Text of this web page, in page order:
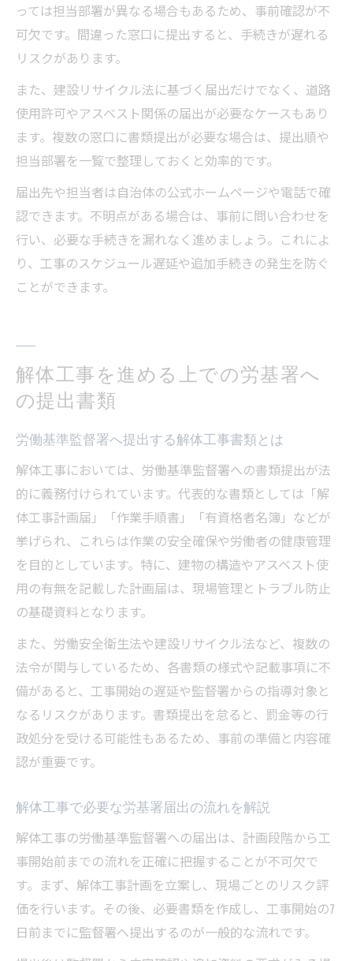
っては担当部署が異なる場合もあるため、事前確認が不
可欠です。間違った窓口に提出すると、手続きが遅れる
リスクがあります。
また、建設リサイクル法に基づく届出だけでなく、道路
使用許可やアスベスト関係の届出が必要なケースもあり
ます。複数の窓口に書類提出が必要な場合は、提出順や
担当部署を一覧で整理しておくと効率的です。
届出先や担当者は自治体の公式ホームページや電話で確
認できます。不明点がある場合は、事前に問い合わせを
行い、必要な手続きを漏れなく進めましょう。これによ
り、工事のスケジュール遅延や追加手続きの発生を防ぐ
ことができます。
解体工事を進める上での労基署へ
の提出書類
労働基準監督署へ提出する解体工事書類とは
解体工事においては、労働基準監督署への書類提出が法
的に義務付けられています。代表的な書類としては「解
体工事計画届」「作業手順書」「有資格者名簿」などが
挙げられ、これらは作業の安全確保や労働者の健康管理
を目的としています。特に、建物の構造やアスベスト使
用の有無を記載した計画届は、現場管理とトラブル防止
の基礎資料となります。
また、労働安全衛生法や建設リサイクル法など、複数の
法令が関与しているため、各書類の様式や記載事項に不
備があると、工事開始の遅延や監督署からの指導対象と
なるリスクがあります。書類提出を怠ると、罰金等の行
政処分を受ける可能性もあるため、事前の準備と内容確
認が重要です。
解体工事で必要な労基署届出の流れを解説
解体工事の労働基準監督署への届出は、計画段階から工
事開始前までの流れを正確に把握することが不可欠で
す。まず、解体工事計画を立案し、現場ごとのリスク評
価を行います。その後、必要書類を作成し、工事開始の7
日前までに監督署へ提出するのが一般的な流れです。